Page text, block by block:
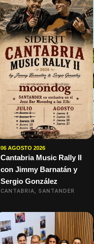
06 AGOSTO 2026
Cantabria Music Rally II
con Jimmy Barnatán y
Sergio González
CANTABRIA, SANTANDER